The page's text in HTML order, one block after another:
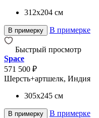
312x204 см
В примерку В примерке
Быстрый просмотр
Space
571 500 ₽
Шерсть+артшелк, Индия
305x245 см
В примерку В примерке